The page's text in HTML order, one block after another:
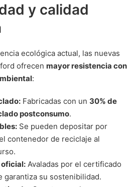
y calidad
ecológica actual, las nuevas
ofrecen mayor resistencia con
:
Fabricadas con un 30% de
postconsumo.
Se pueden depositar por
contenedor de reciclaje al
Avaladas por el certificado
garantiza su sostenibilidad.